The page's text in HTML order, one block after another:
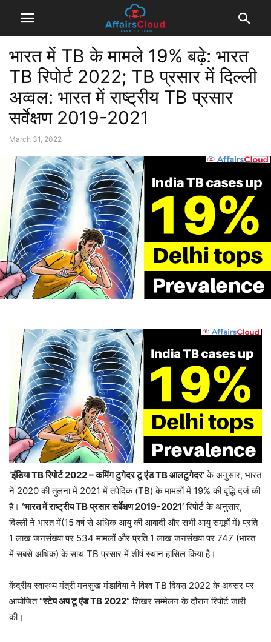
भारत में TB के मामले 19% बढ़े: भारत
TB रिपोर्ट 2022; TB प्रसार में दिल्ली
अव्वल: भारत में राष्ट्रीय TB प्रसार
सर्वेक्षण 2019-2021
March 31, 2022
‘इंडिया TB रिपोर्ट 2022 – कमिंग टुगेदर टू एंड TB आलटुगेदर’के अनुसार, भारत
ने 2020 की तुलना में 2021 में तपेदिक (TB) के मामलों में 19% की वृद्धि दर्ज की
है। ‘भारत में राष्ट्रीय TB प्रसार सर्वेक्षण 2019-2021’रिपोर्ट के अनुसार,
दिल्ली ने भारत में(15 वर्ष से अधिक आयु की आबादी और सभी आयु समूहों में) प्रति
1 लाख जनसंख्या पर 534 मामलों और प्रति 1 लाख जनसंख्या पर 747 (भारत
में सबसे अधिक) के साथ TB प्रसार में शीर्ष स्थान हासिल किया है।
केंद्रीय स्वास्थ्य मंत्री मनसुख मंडाविया ने विश्व TB दिवस 2022 के अवसर पर
आयोजित “स्टेप अप टू एंड TB 2022” शिखर सम्मेलन के दौरान रिपोर्ट जारी
की।